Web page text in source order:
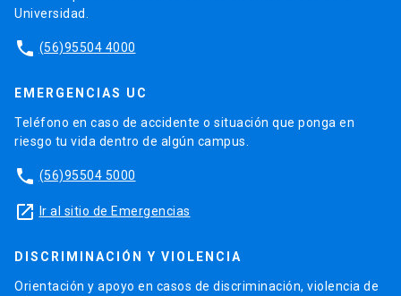
Universidad.
phone (56)95504 4000
EMERGENCIAS UC
Teléfono en caso de accidente o situación que ponga en
riesgo tu vida dentro de algún campus.
phone (56)95504 5000
launch Ir al sitio de Emergencias
DISCRIMINACIÓN Y VIOLENCIA
Orientación y apoyo en casos de discriminación, violencia de